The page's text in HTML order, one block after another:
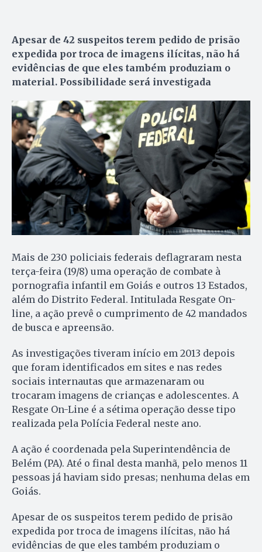
Apesar de 42 suspeitos terem pedido de prisão
expedida por troca de imagens ilícitas, não há
evidências de que eles também produziam o
material. Possibilidade será investigada
Mais de 230 policiais federais deflagraram nesta
terça-feira (19/8) uma operação de combate à
pornografia infantil em Goiás e outros 13 Estados,
além do Distrito Federal. Intitulada Resgate On-
line, a ação prevê o cumprimento de 42 mandados
de busca e apreensão.
As investigações tiveram início em 2013 depois
que foram identificados em sites e nas redes
sociais internautas que armazenaram ou
trocaram imagens de crianças e adolescentes. A
Resgate On-Line é a sétima operação desse tipo
realizada pela Polícia Federal neste ano.
A ação é coordenada pela Superintendência de
Belém (PA). Até o final desta manhã, pelo menos 11
pessoas já haviam sido presas; nenhuma delas em
Goiás.
Apesar de os suspeitos terem pedido de prisão
expedida por troca de imagens ilícitas, não há
evidências de que eles também produziam o